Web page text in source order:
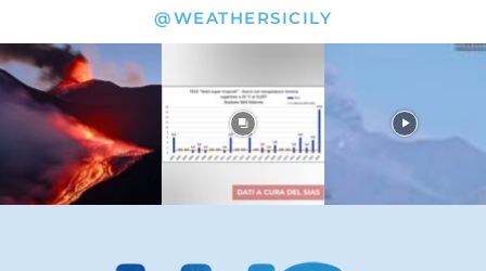
@WEATHERSICILY